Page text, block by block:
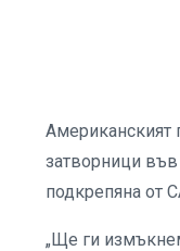
Американският
затворници
подкрепяна от
„Ще ги